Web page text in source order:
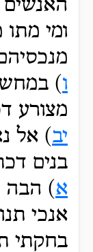
האנשים
ומי מתו
ו)
מצורע
יב) אל
בנים
א) הבה
אנכי
בחקתי